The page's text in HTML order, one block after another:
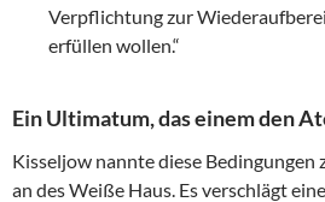
Verpflichtung zur
erfüllen wollen.“
Ein Ultimatum, das einem den
Kisseljow nannte diese Bedingungen
an des Weiße Haus. Es verschlägt